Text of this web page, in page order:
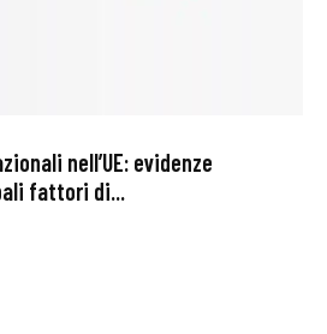
nell’UE: evidenze
fattori di...